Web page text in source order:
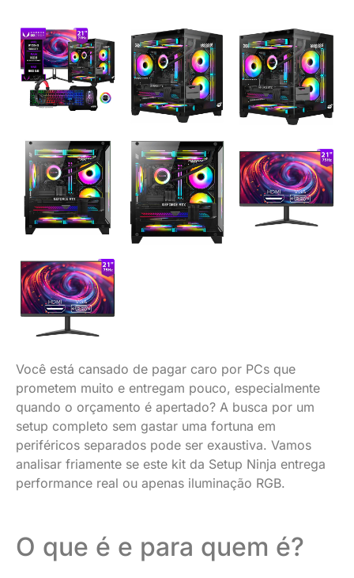
Você está cansado de pagar caro por PCs que
prometem muito e entregam pouco, especialmente
quando o orçamento é apertado? A busca por um
setup completo sem gastar uma fortuna em
periféricos separados pode ser exaustiva. Vamos
analisar friamente se este kit da Setup Ninja entrega
performance real ou apenas iluminação RGB.
O que é e para quem é?